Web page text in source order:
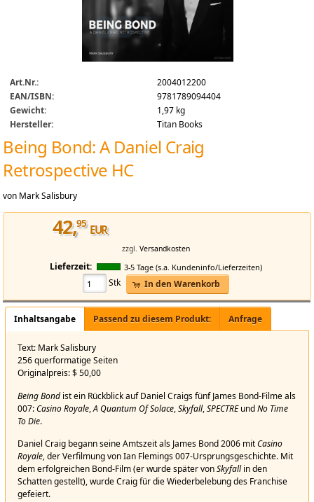
Being Bond_A Daniel Craig Retrospective_HC
Being Bond: A Daniel Craig Retrospective HC
Art.Nr.:
2004012200
EAN/ISBN:
9781789094404
Gewicht:
1,97 kg
Hersteller:
Titan Books
Being Bond: A Daniel Craig
Retrospective HC
von Mark Salisbury
42,95 EUR
zzgl.Versandkosten
Lieferzeit: 3-5 Tage (s.a. Kundeninfo/Lieferzeiten)
Stk In den Warenkorb
Inhaltsangabe Passend zu diesem Produkt: Anfrage
Text: Mark Salisbury
256 querformatige Seiten
Originalpreis: $ 50,00
Being Bondist ein Rückblick auf Daniel Craigs fünf James Bond-Filme als
007:Casino Royale,A Quantum Of Solace,Skyfall,SPECTREundNo Time
To Die.
Daniel Craig begann seine Amtszeit als James Bond 2006 mitCasino
Royale, der Verfilmung von Ian Flemings 007-Ursprungsgeschichte. Mit
dem erfolgreichen Bond-Film (er wurde später vonSkyfallin den
Schatten gestellt), wurde Craig für die Wiederbelebung des Franchise
gefeiert.